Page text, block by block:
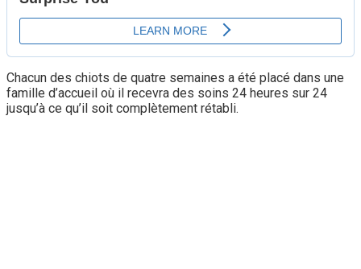
Chacun des chiots de quatre semaines a été placé dans une
famille d’accueil où il recevra des soins 24 heures sur 24
jusqu’à ce qu’il soit complètement rétabli.